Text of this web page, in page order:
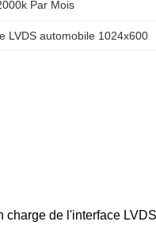
Par Mois
LVDS automobile 1024x600
de l'interface